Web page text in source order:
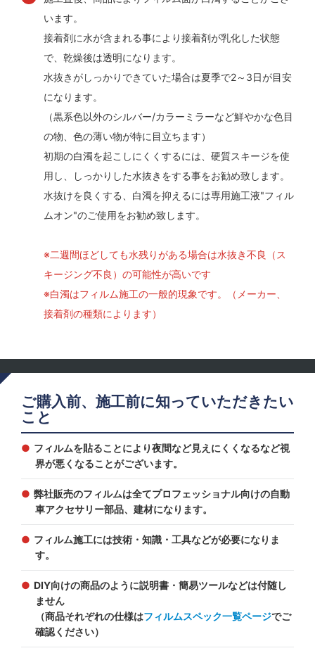
います。
接着剤に水が含まれる事により接着剤が乳化した状態
で、乾燥後は透明になります。
水抜きがしっかりできていた場合は夏季で2～3日が目安
になります。
（黒系色以外のシルバー/カラーミラーなど鮮やかな色目
の物、色の薄い物が特に目立ちます）
初期の白濁を起こしにくくするには、硬質スキージを使
用し、しっかりした水抜きをする事をお勧め致します。
水抜けを良くする、白濁を抑えるには専用施工液"フィル
ムオン"のご使用をお勧め致します。
※二週間ほどしても水残りがある場合は水抜き不良（ス
キージング不良）の可能性が高いです
※白濁はフィルム施工の一般的現象です。（メーカー、
接着剤の種類によります）
ご購入前、施工前に知っていただきたい
こと
フィルムを貼ることにより夜間など見えにくくなるなど視
界が悪くなることがございます。
弊社販売のフィルムは全てプロフェッショナル向けの自動
車アクセサリー部品、建材になります。
フィルム施工には技術・知識・工具などが必要になりま
す。
DIY向けの商品のように説明書・簡易ツールなどは付随し
ません
（商品それぞれの仕様はフィルムスペック一覧ページでご
確認ください）